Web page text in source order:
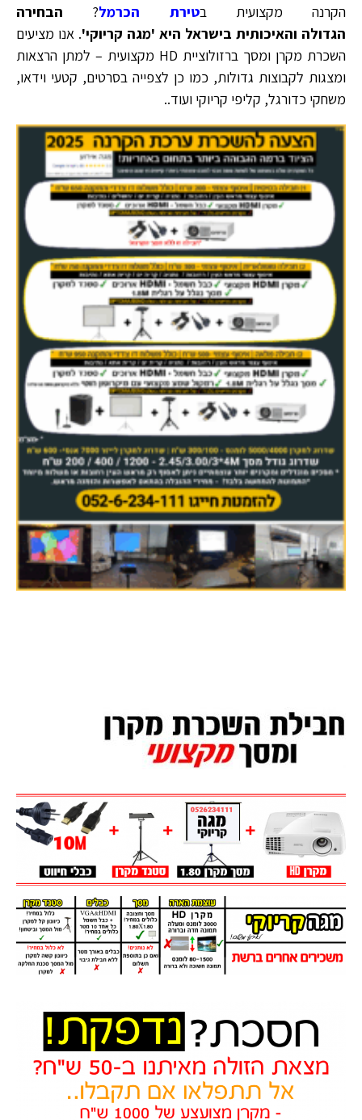
הקרנה מקצועית בטירת הכרמל? הבחירה
הגדולה והאיכותית בישראל היא 'מגה קריוקי'. אנו מציעים
השכרת מקרן ומסך ברזולוציית HD מקצועית – למתן הרצאות
ומצגות לקבוצות גדולות, כמו כן לצפייה בסרטים, קטעי וידאו,
משחקי כדורגל, קליפי קריוקי ועוד..